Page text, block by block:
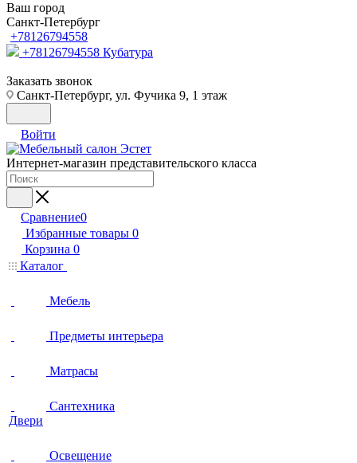
Ваш город
Санкт-Петербург
+78126794558
+78126794558 Кубатура
Заказать звонок
Санкт-Петербург, ул. Фучика 9, 1 этаж
Войти
Интернет-магазин представительского класса
Сравнение0
Избранные товары 0
Корзина 0
Каталог
Мебель
Предметы интерьера
Матрасы
Сантехника
Двери
Освещение